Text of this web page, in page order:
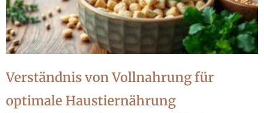
Verständnis von Vollnahrung für
optimale Haustiernährung